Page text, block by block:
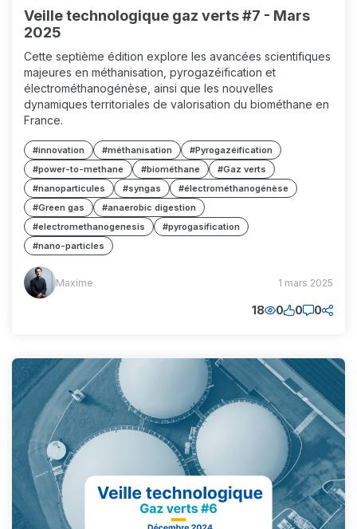
Veille technologique gaz verts #7 - Mars
2025
Cette septième édition explore les avancées scientifiques
majeures en méthanisation, pyrogazéification et
électrométhanogénèse, ainsi que les nouvelles
dynamiques territoriales de valorisation du biométhane en
France.
#innovation #méthanisation
#Pyrogazéification
#power-to-methane
#biométhane
#Gaz verts
#nanoparticules
#syngas
#électrométhanogénèse
#Green gas
#anaerobic digestion
#electromethanogenesis
#pyrogasification
#nano-particles
Maxime
(MM) Maxime 1 mars 2025
18 0 0 0